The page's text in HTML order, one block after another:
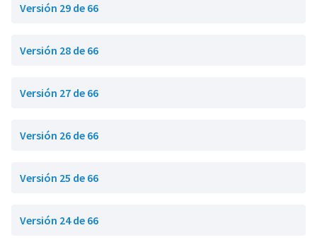
Versión 29 de 66
Versión 28 de 66
Versión 27 de 66
Versión 26 de 66
Versión 25 de 66
Versión 24 de 66